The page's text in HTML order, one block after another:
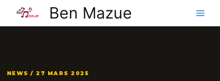
contenu
Ben Mazue
NEWS / 27 MARS 2025